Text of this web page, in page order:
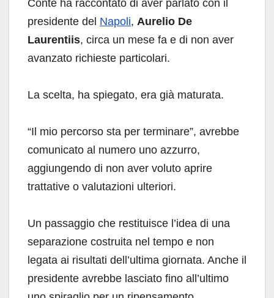
Conte ha raccontato di aver parlato con il
presidente del Napoli, Aurelio De
Laurentiis, circa un mese fa e di non aver
avanzato richieste particolari.
La scelta, ha spiegato, era già maturata.
“Il mio percorso sta per terminare”, avrebbe
comunicato al numero uno azzurro,
aggiungendo di non aver voluto aprire
trattative o valutazioni ulteriori.
Un passaggio che restituisce l’idea di una
separazione costruita nel tempo e non
legata ai risultati dell’ultima giornata. Anche il
presidente avrebbe lasciato fino all’ultimo